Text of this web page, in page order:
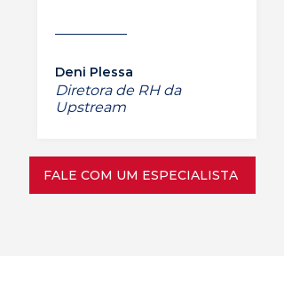
Deni Plessa
Diretora de RH da
Upstream
FALE COM UM ESPECIALISTA